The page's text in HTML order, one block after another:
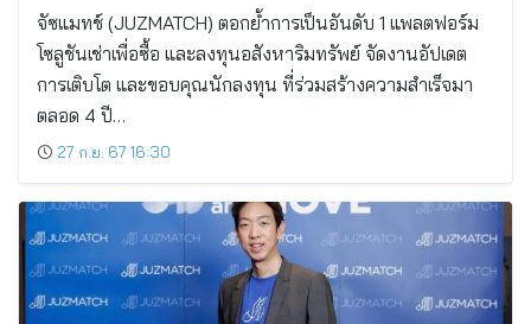
จัซแมทช์ (JUZMATCH) ตอกย้ำการเป็นอันดับ 1 แพลตฟอร์ม
โซลูชันเช่าเพื่อซื้อ และลงทุนอสังหาริมทรัพย์ จัดงานอัปเดต
การเติบโต และขอบคุณนักลงทุน ที่ร่วมสร้างความสำเร็จมา
ตลอด 4 ปี…
27 ก.ย. 67 16:30